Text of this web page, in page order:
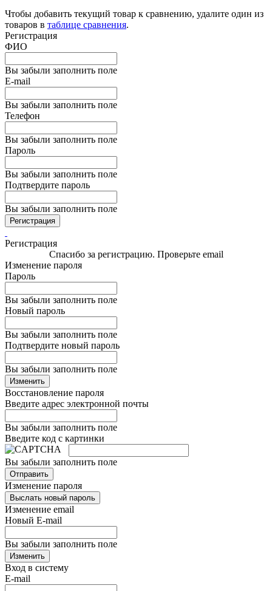
Чтобы добавить текущий товар к сравнению, удалите один из
товаров в таблице сравнения.
Регистрация
ФИО
Вы забыли заполнить поле
E-mail
Вы забыли заполнить поле
Телефон
Вы забыли заполнить поле
Пароль
Вы забыли заполнить поле
Подтвердите пароль
Вы забыли заполнить поле
Регистрация
Регистрация
Спасибо за регистрацию. Проверьте email
Изменение пароля
Пароль
Вы забыли заполнить поле
Новый пароль
Вы забыли заполнить поле
Подтвердите новый пароль
Вы забыли заполнить поле
Изменить
Восстановление пароля
Введите адрес электронной почты
Вы забыли заполнить поле
Введите код с картинки
Вы забыли заполнить поле
Отправить
Изменение пароля
Выслать новый пароль
Изменение email
Новый E-mail
Вы забыли заполнить поле
Изменить
Вход в систему
E-mail